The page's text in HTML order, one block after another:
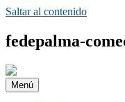
Saltar al contenido
fedepalma-
Menú